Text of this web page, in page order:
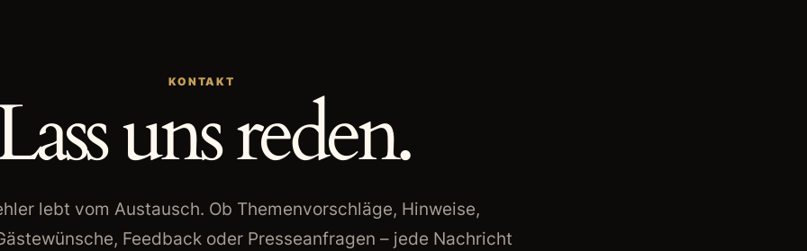
KONTAKT
uns reden.
lebt vom Austausch. Ob Themenvorschläge, Hinweise,
Feedback oder Presseanfragen – jede Nachricht